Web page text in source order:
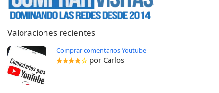
Valoraciones recientes
Comprar comentarios Youtube
por Carlos